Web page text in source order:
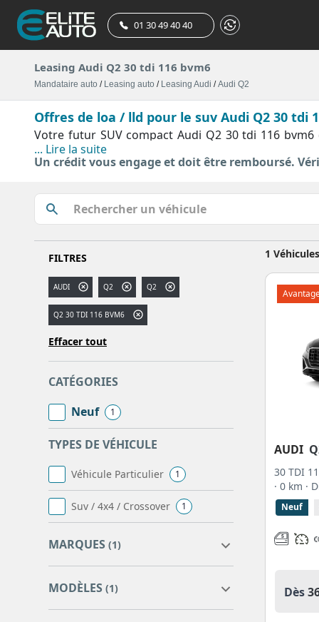
01 30 49 40 40
Leasing Audi Q2 30 tdi 116 bvm6
Mandataire auto / Leasing auto / Leasing Audi /Audi Q2
Offres de loa / lld pour le suv Audi Q2 30 tdi
Votre futur SUV compact Audi Q2 30 tdi 116
constructeur allemand depuis 2016 a été restylé
incomparable. Ce SUV généreux et polyvalent ne
apport en location avec option d’achat (LOA), en
point la procédure est simple et rapide. Des filtres
tronic 7 Design,30 TDI 116 BVM6,35 TDI 150 S
automatique S tronic sept rapports. Une fois votre
avec la durée de votre engagement, le nombre
souhaitez souscrire (extension de garantie Plan+
fois votre auto disponible un rendez-vous afin de
recevoir une offre personnalisée. Notre
page
Nos offres Audi Q2 en location loa / ldd
... Lire la suite
Un crédit vous engage et doit être remboursé.
FILTRES
AUDI Q2 Q2
Q2 30 TDI 116 BVM6
Effacer tout
CATÉGORIES
Neuf
1
TYPES DE VÉHICULE
Véhicule Particulier 1
Suv / 4x4 / Crossover 1
MARQUES (1)
AUDI
MODÈLES (1)
1 Véhicules
AUDI
30 TDI
· 0 km ·
Neuf
Dès